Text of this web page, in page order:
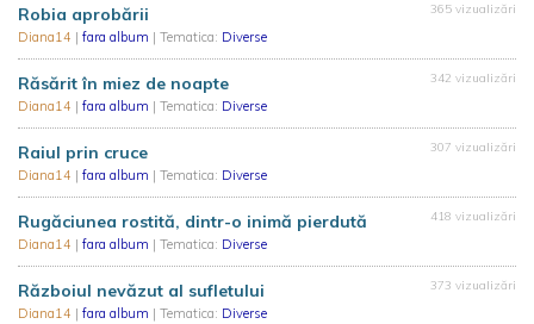
Robia aprobării
Diana14 | fara album | Tematica: Diverse
365 vizualizări
Răsărit în miez de noapte
Diana14 | fara album | Tematica: Diverse
342 vizualizări
Raiul prin cruce
Diana14 | fara album | Tematica: Diverse
307 vizualizări
Rugăciunea rostită, dintr-o inimă pierdută
Diana14 | fara album | Tematica: Diverse
418 vizualizări
Războiul nevăzut al sufletului
Diana14 | fara album | Tematica: Diverse
373 vizualizări